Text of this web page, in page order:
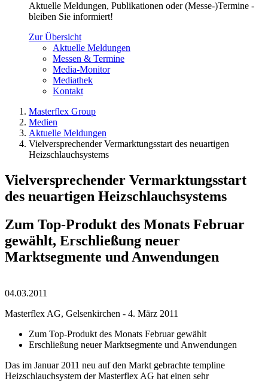
Aktuelle Meldungen, Publikationen oder (Messe-)Termine -
bleiben Sie informiert!
Zur Übersicht
Aktuelle Meldungen
Messen & Termine
Media-Monitor
Mediathek
Kontakt
Masterflex Group
Medien
Aktuelle Meldungen
Vielversprechender Vermarktungsstart des neuartigen
Heizschlauchsystems
Vielversprechender Vermarktungsstart
des neuartigen Heizschlauchsystems
Zum Top-Produkt des Monats Februar
gewählt, Erschließung neuer
Marktsegmente und Anwendungen
04.03.2011
Masterflex AG, Gelsenkirchen - 4. März 2011
Zum Top-Produkt des Monats Februar gewählt
Erschließung neuer Marktsegmente und Anwendungen
Das im Januar 2011 neu auf den Markt gebrachte templine
Heizschlauchsystem der Masterflex AG hat einen sehr